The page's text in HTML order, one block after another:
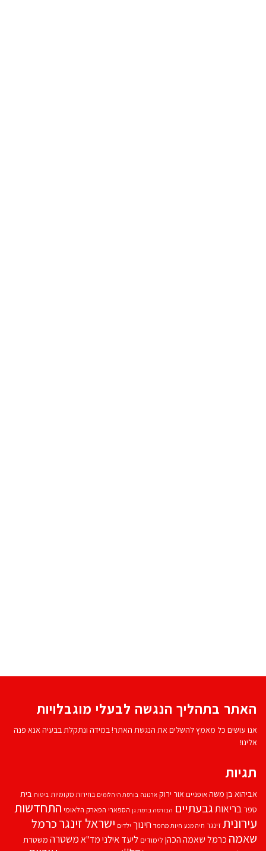
האתר בתהליך הנגשה לבעלי מוגבלויות
אנו עושים כל מאמץ להשלים את הנגשת האתר! במידה ונתקלת בבעיה אנא פנה
אלינו!
תגיות
אביהוא בן משהאופניים אור ירוק ארנונה בורסת היהלומים בחירות מקומיות ביטוח בית
ספרבריאותגבעתיים הבורסה ברמת גן הספארי הפארק הלאומי התחדשות
עירוניתזינגר חיה מנע חיות מחמד חינוך ילדים ישראל זינגרכרמל
שאמה כרמל שאמה הכהן לימודים ליעד אילנימד''אמשטרה משטרת